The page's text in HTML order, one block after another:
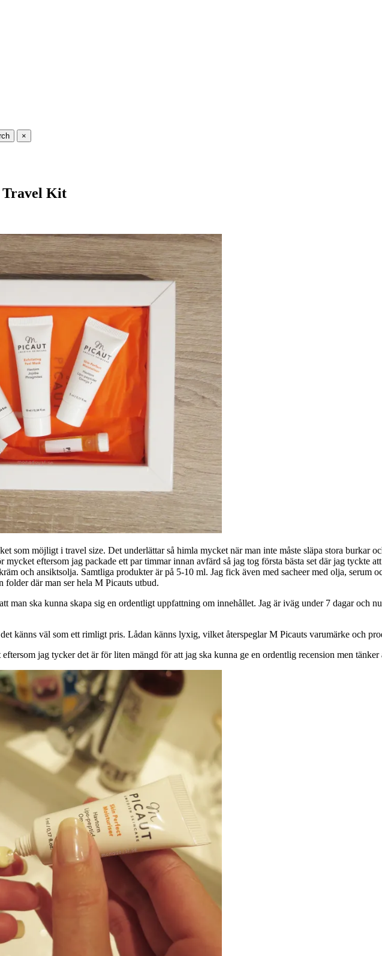
×
Travel Kit
som möjligt i travel size. Det underlättar så himla mycket när man inte måste släpa stora burkar
eftersom jag packade ett par timmar innan avfärd så jag tog första bästa set där jag tyckte
och ansiktsolja. Samtliga produkter är på 5-10 ml. Jag fick även med sacheer med olja, serum
där man ser hela M Picauts utbud.
man ska kunna skapa sig en ordentligt uppfattning om innehållet. Jag är iväg under 7 dagar och
känns väl som ett rimligt pris. Lådan känns lyxig, vilket återspeglar M Picauts varumärke och
jag tycker det är för liten mängd för att jag ska kunna ge en ordentlig recension men